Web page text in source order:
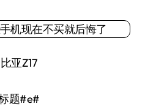
亚Z17
题#e#